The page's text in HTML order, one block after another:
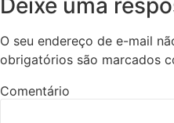
O seu endereço de e-mail
obrigatórios são marcados
Comentário